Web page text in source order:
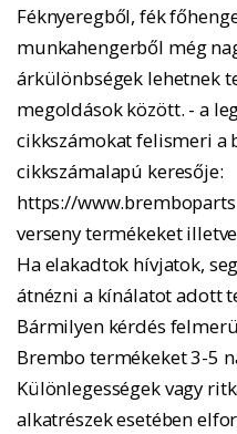
Féknyeregből, fék
munkahengerből még
árkülönbségek lehetnek
megoldások között. - a
cikkszámokat felismeri a
cikkszámalapú keresője:
https://
verseny termékeket
Ha elakadtok hívjatok,
átnézni a kínálatot adott
Bármilyen kérdés
Brembo termékeket 3-5
Különlegességek vagy
alkatrészek esetében